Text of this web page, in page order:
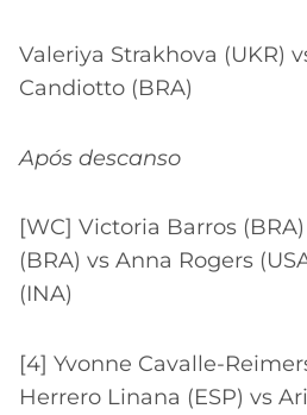
Valeriya Strakhova (UKR)
Candiotto (BRA)
Após descanso
[WC] Victoria Barros
(BRA) vs Anna Rogers
(INA)
[4] Yvonne Cavalle-
Herrero Linana (ESP) vs